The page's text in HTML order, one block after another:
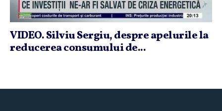
VIDEO. Silviu Sergiu, despre apelurile la
reducerea consumului de...